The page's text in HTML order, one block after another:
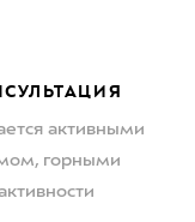
активными
горными